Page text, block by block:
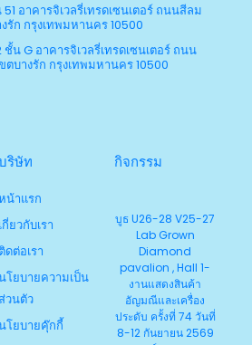
อาคารจิเวลรี่เทรดเซนเตอร์ ถนนสีลม
รัก กรุงเทพมหานคร 10500
ชั้น G อาคารจิเวลรี่เทรดเซนเตอร์ ถนน
ตบางรัก กรุงเทพมหานคร 10500
ริษัท
น้าแรก
เกี่ยวกับเรา
ติดต่อเรา
โยบายความเป็น
ส่วนตัว
โยบายคุ๊กกี้
กิจกรรม
บูธ U26-28 V25-27
Lab Grown
Diamond
pavalion , Hall 1-
งานแสดงสินค้า
อัญมณีและเครื่อง
ประดับ ครั้งที่ 74 วันที่
8-12 กันยายน 2569